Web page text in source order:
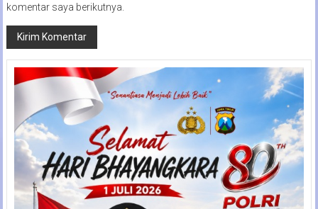
komentar saya berikutnya.